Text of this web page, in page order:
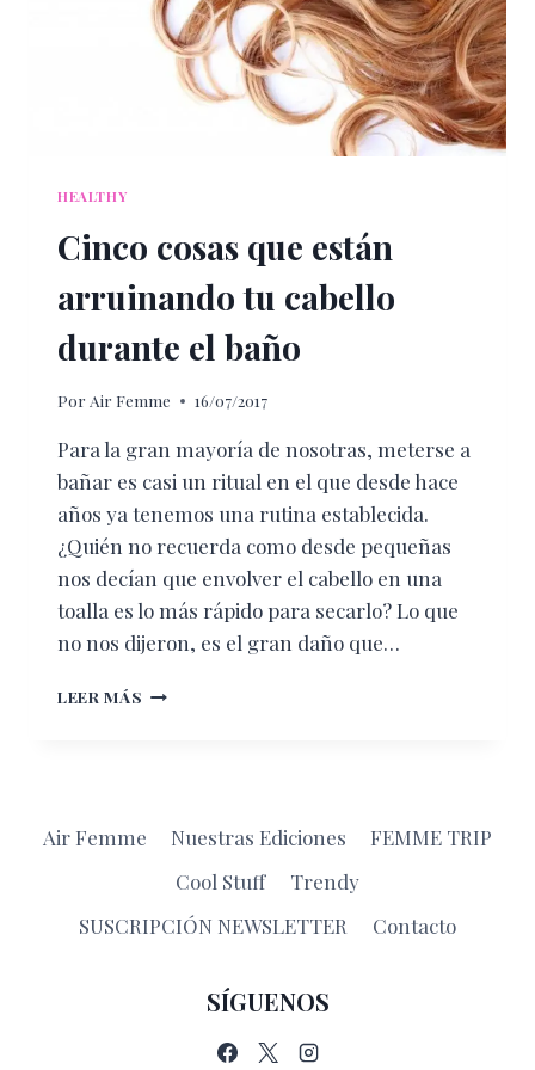
HEALTHY
Cinco cosas que están
arruinando tu cabello
durante el baño
Por Air Femme 16/07/2017
Para la gran mayoría de nosotras, meterse a
bañar es casi un ritual en el que desde hace
años ya tenemos una rutina establecida.
¿Quién no recuerda como desde pequeñas
nos decían que envolver el cabello en una
toalla es lo más rápido para secarlo? Lo que
no nos dijeron, es el gran daño que…
LEER MÁS CINCO
CABELLO
BAÑO
Air Femme Nuestras Ediciones
FEMME TRIP
Cool Stuff
Trendy
SUSCRIPCIÓN NEWSLETTER
Contacto
SÍGUENOS